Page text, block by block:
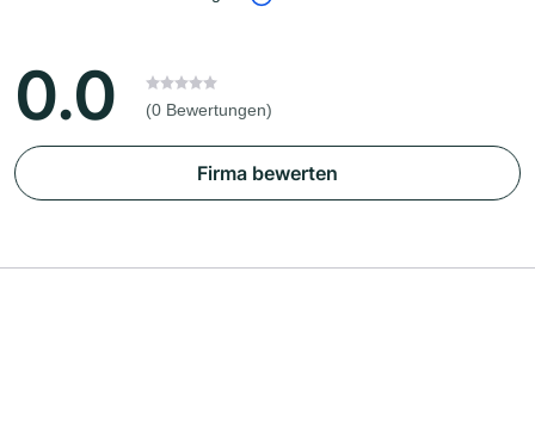
0.0 (0 Bewertungen)
Firma bewerten